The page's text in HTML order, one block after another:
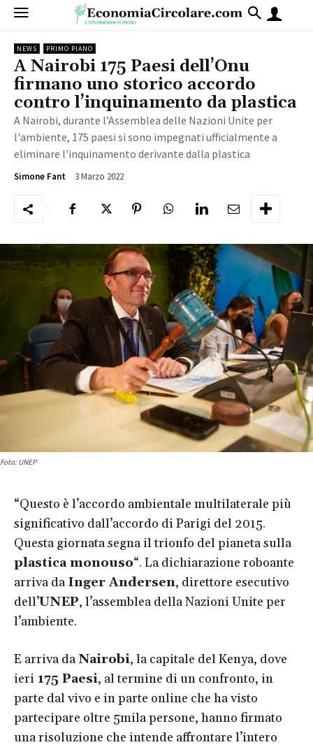
NEWS PRIMO PIANO
A Nairobi 175 Paesi dell’Onu
firmano uno storico accordo
contro l’inquinamento da plastica
A Nairobi, durante l’Assemblea delle Nazioni Unite per
l'ambiente, 175 paesi si sono impegnati ufficialmente a
eliminare l'inquinamento derivante dalla plastica
Simone Fant 3 Marzo 2022
Foto: UNEP
“Questo è l’accordo ambientale multilaterale più
significativo dall’accordo di Parigi del 2015.
Questa giornata segna il trionfo del pianeta sulla
plastica monouso“. La dichiarazione roboante
arriva da Inger Andersen, direttore esecutivo
dell’UNEP, l’assemblea della Nazioni Unite per
l’ambiente.
E arriva da Nairobi, la capitale del Kenya, dove
ieri 175 Paesi, al termine di un confronto, in
parte dal vivo e in parte online che ha visto
partecipare oltre 5mila persone, hanno firmato
una risoluzione che intende affrontare l’intero